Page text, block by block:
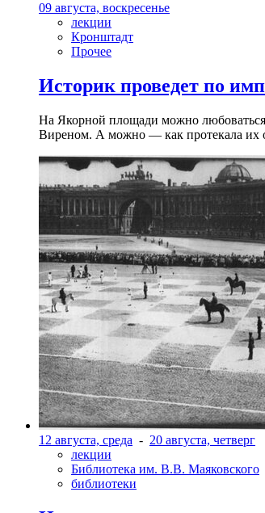
09 августа, воскресенье
лекции
Кронштадт
Прочее
Историк проведет по
На Якорной площади можно
Виреном. А можно — как протекала их
12 августа, среда - 20 августа, четверг
лекции
Библиотека им. В.В. Маяковского
библиотеки